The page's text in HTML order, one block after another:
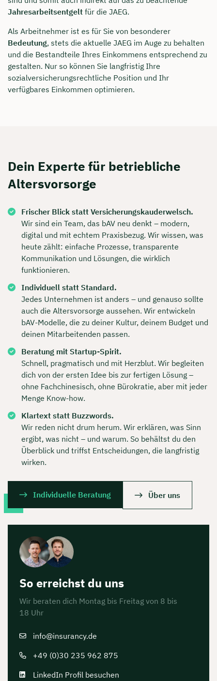
Jahresarbeitsentgelt für die JAEG.
Als Arbeitnehmer ist es für Sie von besonderer
Bedeutung, stets die aktuelle JAEG im Auge zu behalten
und die Bestandteile Ihres Einkommens entsprechend zu
gestalten. Nur so können Sie langfristig Ihre
sozialversicherungsrechtliche Position und Ihr
verfügbares Einkommen optimieren.
Dein Experte für betriebliche
Altersvorsorge
Frischer Blick statt Versicherungskauderwelsch.
Wir sind ein Team, das bAV neu denkt – modern,
digital und mit echtem Praxisbezug. Wir wissen, was
heute zählt: einfache Prozesse, transparente
Kommunikation und Lösungen, die wirklich
funktionieren.
Individuell statt Standard.
Jedes Unternehmen ist anders – und genauso sollte
auch die Altersvorsorge aussehen. Wir entwickeln
bAV-Modelle, die zu deiner Kultur, deinem Budget und
deinen Mitarbeitenden passen.
Beratung mit Startup-Spirit.
Schnell, pragmatisch und mit Herzblut. Wir begleiten
dich von der ersten Idee bis zur fertigen Lösung –
ohne Fachchinesisch, ohne Bürokratie, aber mit jeder
Menge Know-how.
Klartext statt Buzzwords.
Wir reden nicht drum herum. Wir erklären, was Sinn
ergibt, was nicht – und warum. So behältst du den
Überblick und triffst Entscheidungen, die langfristig
wirken.
Individuelle Beratung Über uns
So erreichst du uns
Wir beraten dich Montag bis Freitag von 8 bis
18 Uhr
info@insurancy.de
+49 (0)30 235 962 875
LinkedIn Profil besuchen